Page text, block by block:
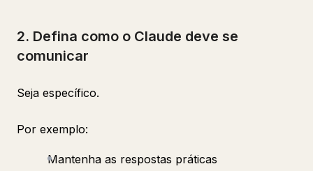
2. Defina como o Claude deve se
comunicar
Seja específico.
Por exemplo:
Mantenha as respostas práticas